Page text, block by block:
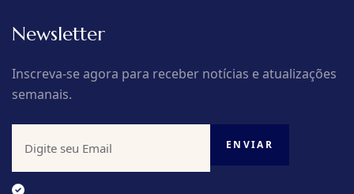
Newsletter
Inscreva-se agora para receber notícias e atualizações
semanais.